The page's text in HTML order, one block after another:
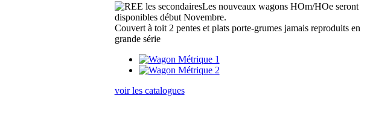
Les nouveaux wagons HOm/HOe seront
disponibles début Novembre.
Couvert à toit 2 pentes et plats porte-grumes jamais reproduits en
grande série
voir les catalogues